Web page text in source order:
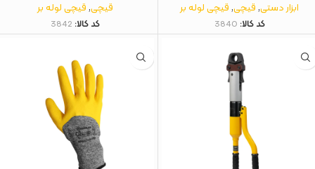
ابزار دستی,قیچی,قیچی لوله بر
کد کالا: 3840
قیچی,قیچی لوله بر
کد کالا: 3842